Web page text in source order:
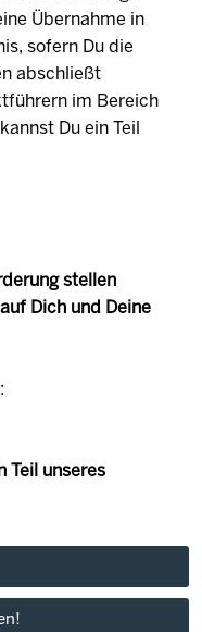
Übernahme in
sofern Du die
abschließt
im Bereich
Du ein Teil
stellen
Dich und Deine
Teil unseres